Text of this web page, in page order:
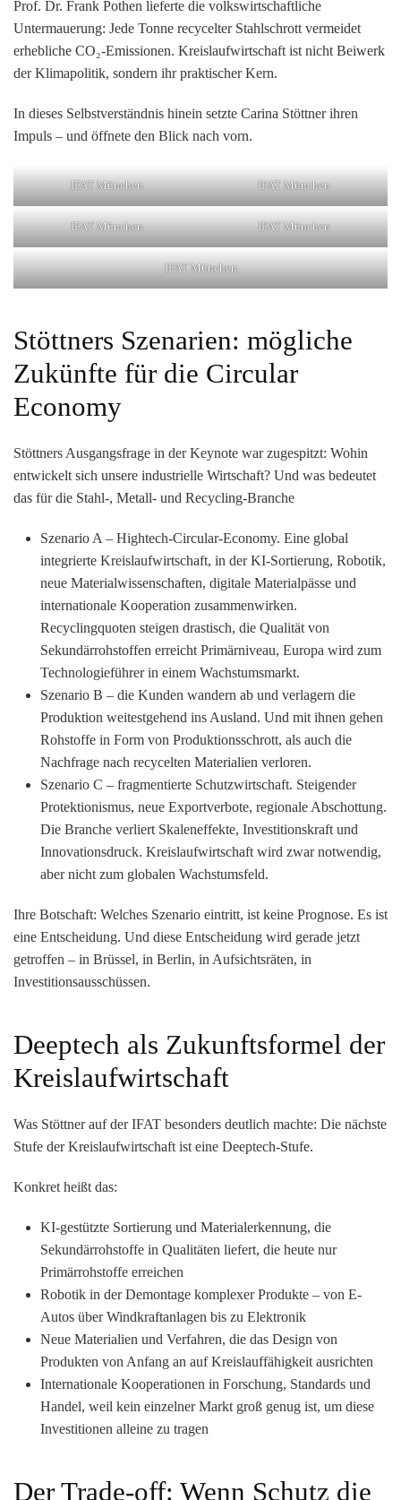
Prof. Dr. Frank Pothen lieferte die volkswirtschaftliche
Untermauerung: Jede Tonne recycelter Stahlschrott vermeidet
erhebliche CO₂-Emissionen. Kreislaufwirtschaft ist nicht Beiwerk
der Klimapolitik, sondern ihr praktischer Kern.
In dieses Selbstverständnis hinein setzte Carina Stöttner ihren
Impuls – und öffnete den Blick nach vorn.
IFAT München IFAT München
IFAT München IFAT München
IFAT München
Stöttners Szenarien: mögliche
Zukünfte für die Circular
Economy
Stöttners Ausgangsfrage in der Keynote war zugespitzt: Wohin
entwickelt sich unsere industrielle Wirtschaft? Und was bedeutet
das für die Stahl-, Metall- und Recycling-Branche
Szenario A – Hightech-Circular-Economy. Eine global
integrierte Kreislaufwirtschaft, in der KI-Sortierung, Robotik,
neue Materialwissenschaften, digitale Materialpässe und
internationale Kooperation zusammenwirken.
Recyclingquoten steigen drastisch, die Qualität von
Sekundärrohstoffen erreicht Primärniveau, Europa wird zum
Technologieführer in einem Wachstumsmarkt.
Szenario B – die Kunden wandern ab und verlagern die
Produktion weitestgehend ins Ausland. Und mit ihnen gehen
Rohstoffe in Form von Produktionsschrott, als auch die
Nachfrage nach recycelten Materialien verloren.
Szenario C – fragmentierte Schutzwirtschaft. Steigender
Protektionismus, neue Exportverbote, regionale Abschottung.
Die Branche verliert Skaleneffekte, Investitionskraft und
Innovationsdruck. Kreislaufwirtschaft wird zwar notwendig,
aber nicht zum globalen Wachstumsfeld.
Ihre Botschaft: Welches Szenario eintritt, ist keine Prognose. Es ist
eine Entscheidung. Und diese Entscheidung wird gerade jetzt
getroffen – in Brüssel, in Berlin, in Aufsichtsräten, in
Investitionsausschüssen.
Deeptech als Zukunftsformel der
Kreislaufwirtschaft
Was Stöttner auf der IFAT besonders deutlich machte: Die nächste
Stufe der Kreislaufwirtschaft ist eine Deeptech-Stufe.
Konkret heißt das:
KI-gestützte Sortierung und Materialerkennung, die
Sekundärrohstoffe in Qualitäten liefert, die heute nur
Primärrohstoffe erreichen
Robotik in der Demontage komplexer Produkte – von E-
Autos über Windkraftanlagen bis zu Elektronik
Neue Materialien und Verfahren, die das Design von
Produkten von Anfang an auf Kreislauffähigkeit ausrichten
Internationale Kooperationen in Forschung, Standards und
Handel, weil kein einzelner Markt groß genug ist, um diese
Investitionen alleine zu tragen
Der Trade-off: Wenn Schutz die